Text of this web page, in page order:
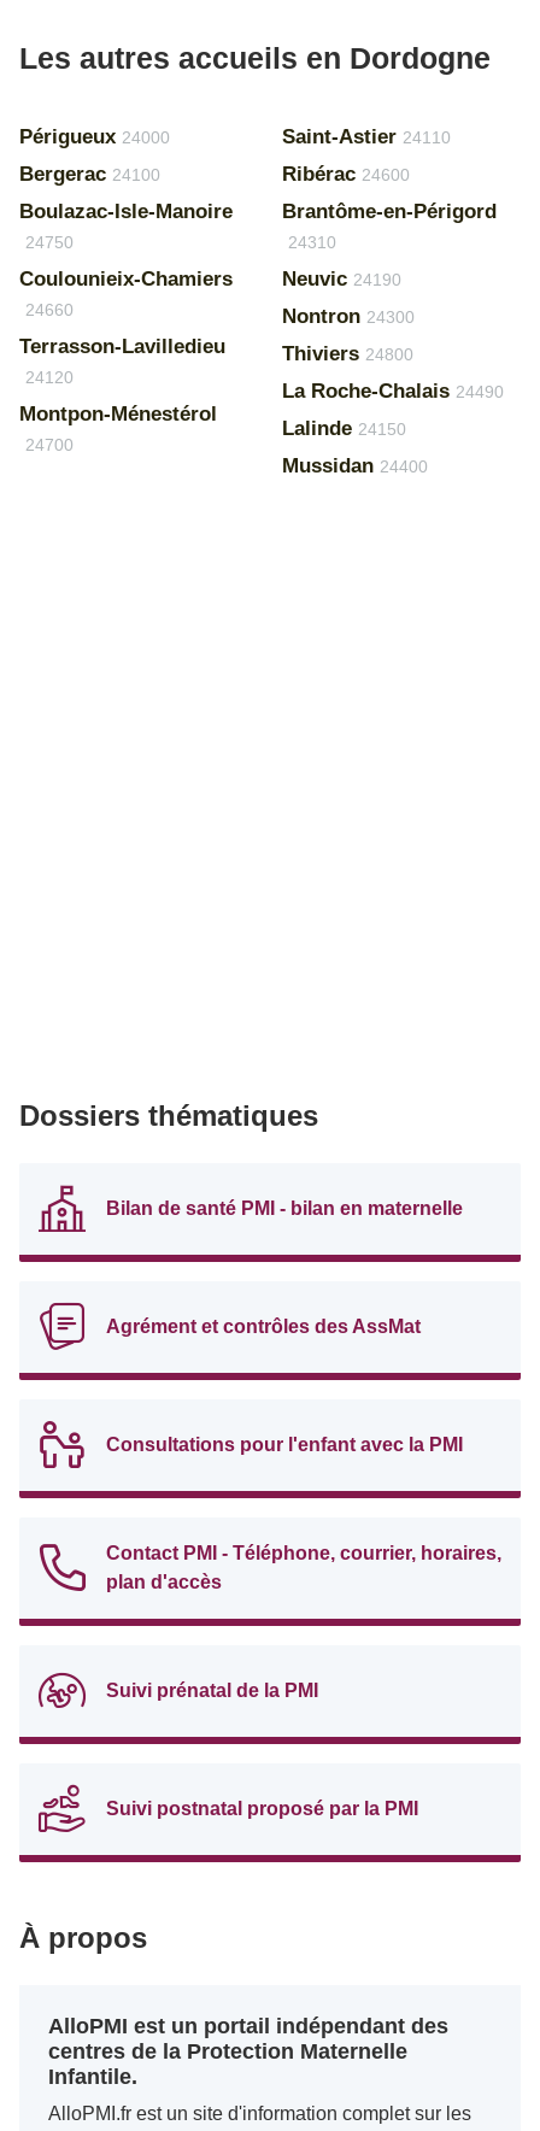
Les autres accueils en Dordogne
Périgueux 24000
Bergerac 24100
Boulazac-Isle-Manoire
24750
Coulounieix-Chamiers
24660
Terrasson-Lavilledieu
24120
Montpon-Ménestérol
24700
Saint-Astier 24110
Ribérac 24600
Brantôme-en-Périgord
24310
Neuvic 24190
Nontron 24300
Thiviers 24800
La Roche-Chalais 24490
Lalinde 24150
Mussidan 24400
Dossiers thématiques
Bilan de santé PMI - bilan en maternelle
Agrément et contrôles des AssMat
Consultations pour l'enfant avec la PMI
Contact PMI - Téléphone, courrier, horaires,
plan d'accès
Suivi prénatal de la PMI
Suivi postnatal proposé par la PMI
À propos
AlloPMI est un portail indépendant des
centres de la Protection Maternelle
Infantile.
AlloPMI.fr est un site d'information complet sur les